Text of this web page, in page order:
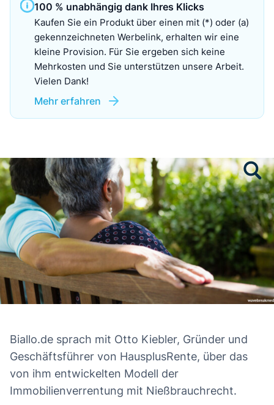
100 % unabhängig dank Ihres Klicks
Kaufen Sie ein Produkt über einen mit (*) oder (a)
gekennzeichneten Werbelink, erhalten wir eine
kleine Provision. Für Sie ergeben sich keine
Mehrkosten und Sie unterstützen unsere Arbeit.
Vielen Dank!
Mehr erfahren
Biallo.de sprach mit Otto Kiebler, Gründer und
Geschäftsführer von HausplusRente, über das
von ihm entwickelten Modell der
Immobilienverrentung mit Nießbrauchrecht.